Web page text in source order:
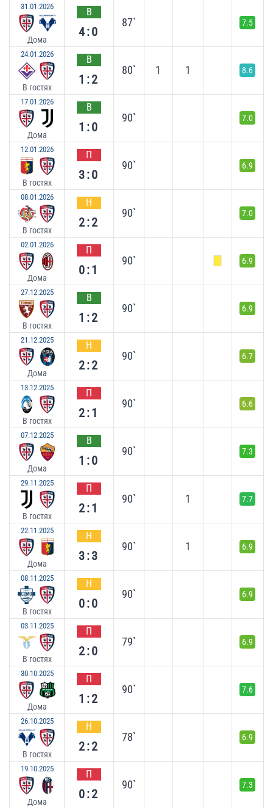
31.01.2026
Дома
В
4:0
87` 7.5
24.01.2026
В гостях
В
1:2
80` 1 1 8.6
17.01.2026
Дома
В
1:0
90` 7.0
12.01.2026
В гостях
П
3:0
90` 6.9
08.01.2026
В гостях
Н
2:2
90` 7.0
02.01.2026
Дома
П
0:1
90` 6.9
27.12.2025
В гостях
В
1:2
90` 6.9
21.12.2025
Дома
Н
2:2
90` 6.7
13.12.2025
В гостях
П
2:1
90` 6.6
07.12.2025
Дома
В
1:0
90` 7.3
29.11.2025
В гостях
П
2:1
90` 1 7.7
22.11.2025
Дома
Н
3:3
90` 1 6.9
08.11.2025
В гостях
Н
0:0
90` 6.9
03.11.2025
В гостях
П
2:0
79` 6.9
30.10.2025
Дома
П
1:2
90` 7.6
26.10.2025
В гостях
Н
2:2
78` 6.9
19.10.2025
Дома
П
0:2
90` 7.3